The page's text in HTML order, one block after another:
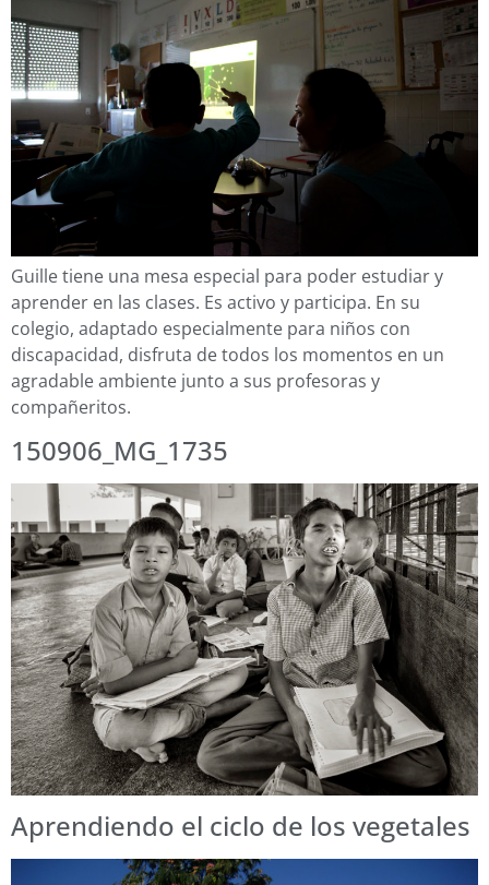
Guille tiene una mesa especial para poder estudiar y
aprender en las clases. Es activo y participa. En su
colegio, adaptado especialmente para niños con
discapacidad, disfruta de todos los momentos en un
agradable ambiente junto a sus profesoras y
compañeritos.
150906_MG_1735
Aprendiendo el ciclo de los vegetales